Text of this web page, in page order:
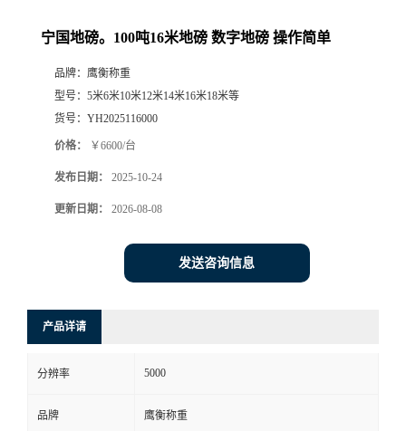
宁国地磅。100吨16米地磅 数字地磅 操作简单
品牌： 鹰衡称重
型号： 5米6米10米12米14米16米18米等
货号： YH2025116000
价格： ￥6600/台
发布日期： 2025-10-24
更新日期： 2026-08-08
发送咨询信息
产品详请
分辨率 5000
品牌 鹰衡称重